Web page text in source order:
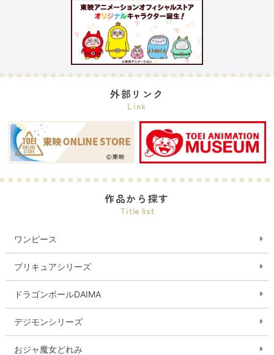
外部リンク
Link
作品から探す
Title list
ワンピース
プリキュアシリーズ
ドラゴンボールDAIMA
デジモンシリーズ
おジャ魔女どれみ